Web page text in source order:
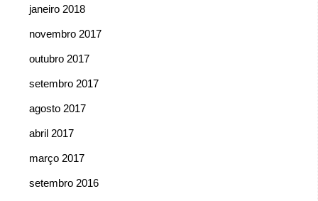
janeiro 2018
novembro 2017
outubro 2017
setembro 2017
agosto 2017
abril 2017
março 2017
setembro 2016